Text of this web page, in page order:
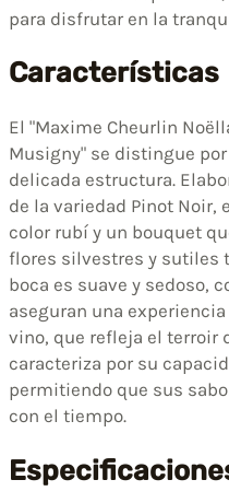
para disfrutar en la
Características
El "Maxime Cheurlin
Musigny" se distingue
delicada estructura.
de la variedad Pinot Noir,
color rubí y un bouquet
flores silvestres y sutiles
boca es suave y sedoso,
aseguran una
vino, que refleja el terroir
caracteriza por su
permitiendo que sus
con el tiempo.